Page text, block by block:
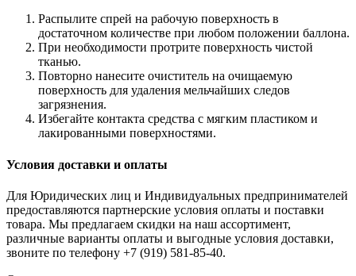
Распылите спрей на рабочую поверхность в
достаточном количестве при любом положении баллона.
При необходимости протрите поверхность чистой
тканью.
Повторно нанесите очиститель на очищаемую
поверхность для удаления мельчайших следов
загрязнения.
Избегайте контакта средства с мягким пластиком и
лакированными поверхностями.
Условия доставки и оплаты
Для Юридических лиц и Индивидуальных предпринимателей
предоставляются партнерские условия оплаты и поставки
товара. Мы предлагаем скидки на наш ассортимент,
различные варианты оплаты и выгодные условия доставки,
звоните по телефону +7 (919) 581-85-40.